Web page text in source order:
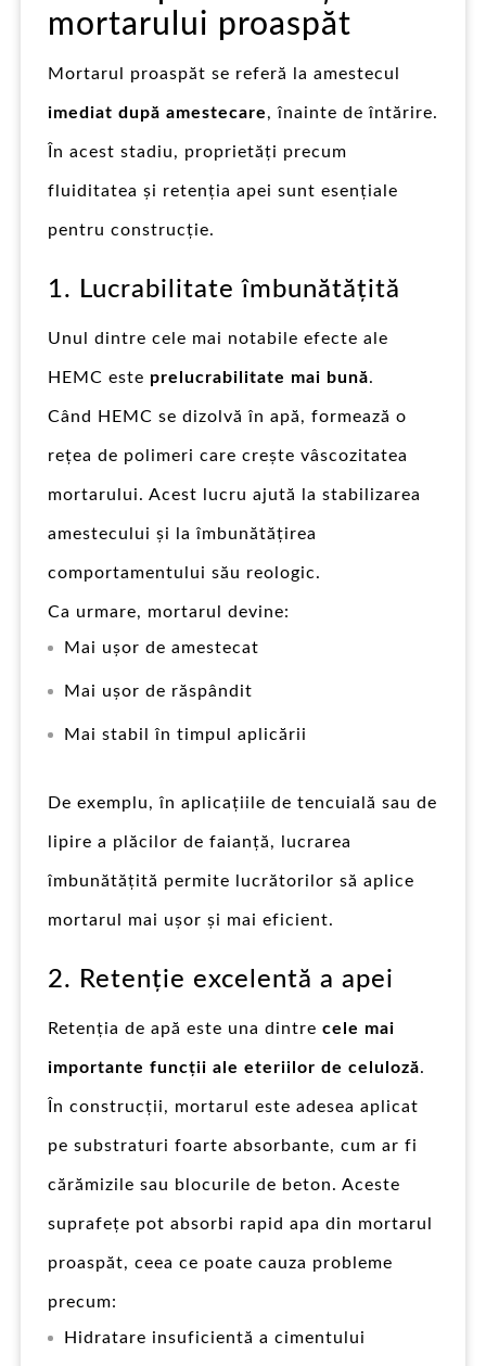
mortarului proaspăt
Mortarul proaspăt se referă la amestecul
imediat după amestecare, înainte de întărire.
În acest stadiu, proprietăți precum
fluiditatea și retenția apei sunt esențiale
pentru construcție.
1. Lucrabilitate îmbunătățită
Unul dintre cele mai notabile efecte ale
HEMC este prelucrabilitate mai bună.
Când HEMC se dizolvă în apă, formează o
rețea de polimeri care crește vâscozitatea
mortarului. Acest lucru ajută la stabilizarea
amestecului și la îmbunătățirea
comportamentului său reologic.
Ca urmare, mortarul devine:
Mai ușor de amestecat
Mai ușor de răspândit
Mai stabil în timpul aplicării
De exemplu, în aplicațiile de tencuială sau de
lipire a plăcilor de faianță, lucrarea
îmbunătățită permite lucrătorilor să aplice
mortarul mai ușor și mai eficient.
2. Retenție excelentă a apei
Retenția de apă este una dintre cele mai
importante funcții ale eteriilor de celuloză.
În construcții, mortarul este adesea aplicat
pe substraturi foarte absorbante, cum ar fi
cărămizile sau blocurile de beton. Aceste
suprafețe pot absorbi rapid apa din mortarul
proaspăt, ceea ce poate cauza probleme
precum:
Hidratare insuficientă a cimentului